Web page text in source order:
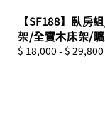
【SF188】臥房
架/全實木床架/
Regular
$ 18,000 - $ 29,800